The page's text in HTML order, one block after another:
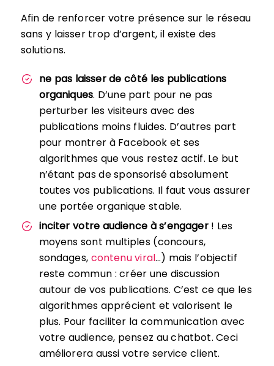
Afin de renforcer votre présence sur le réseau
sans y laisser trop d’argent, il existe des
solutions.
ne pas laisser de côté les publications
organiques. D’une part pour ne pas
perturber les visiteurs avec des
publications moins fluides. D’autres part
pour montrer à Facebook et ses
algorithmes que vous restez actif. Le but
n’étant pas de sponsorisé absolument
toutes vos publications. Il faut vous assurer
une portée organique stable.
inciter votre audience à s’engager! Les
moyens sont multiples (concours,
sondages, contenu viral…) mais l’objectif
reste commun : créer une discussion
autour de vos publications. C’est ce que les
algorithmes apprécient et valorisent le
plus. Pour faciliter la communication avec
votre audience, pensez au chatbot. Ceci
améliorera aussi votre service client.